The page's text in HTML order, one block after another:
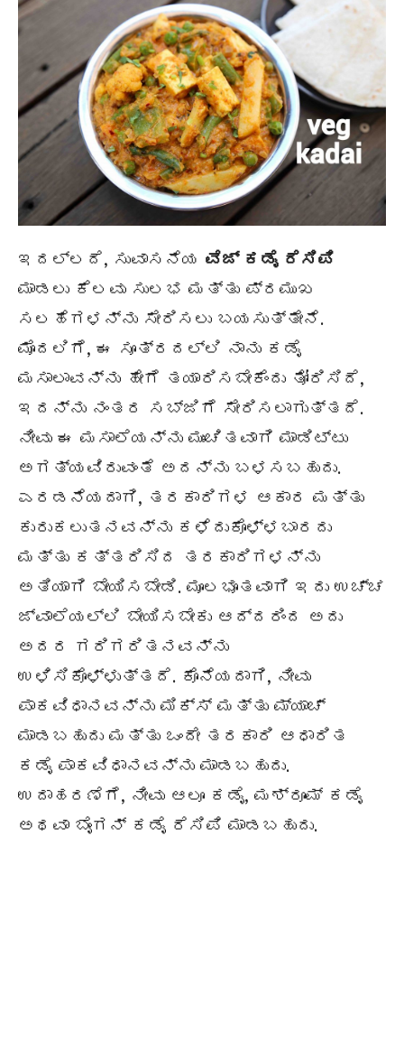
ಇದಲ್ಲದೆ, ಸುವಾಸನೆಯ ವೆಜ್ ಕಡೈ ರೆಸಿಪಿ
ಮಾಡಲು ಕೆಲವು ಸುಲಭ ಮತ್ತು ಪ್ರಮುಖ
ಸಲಹೆಗಳನ್ನು ಸೇರಿಸಲು ಬಯಸುತ್ತೇನೆ.
ಮೊದಲಿಗೆ, ಈ ಸೂತ್ರದಲ್ಲಿ ನಾನು ಕಡೈ
ಮಸಾಲಾವನ್ನು ಹೇಗೆ ತಯಾರಿಸಬೇಕೆಂದು ತೋರಿಸಿದೆ,
ಇದನ್ನು ನಂತರ ಸಬ್ಜಿಗೆ ಸೇರಿಸಲಾಗುತ್ತದೆ.
ನೀವು ಈ ಮಸಾಲೆಯನ್ನು ಮುಂಚಿತವಾಗಿ ಮಾಡಿಟ್ಟು
ಅಗತ್ಯವಿರುವಂತೆ ಅದನ್ನು ಬಳಸಬಹುದು.
ಎರಡನೆಯದಾಗಿ, ತರಕಾರಿಗಳ ಆಕಾರ ಮತ್ತು
ಕುರುಕಲುತನವನ್ನು ಕಳೆದುಕೊಳ್ಳಬಾರದು
ಮತ್ತು ಕತ್ತರಿಸಿದ ತರಕಾರಿಗಳನ್ನು
ಅತಿಯಾಗಿ ಬೇಯಿಸಬೇಡಿ. ಮೂಲಭೂತವಾಗಿ ಇದು ಉಚ್ಚ
ಜ್ವಾಲೆಯಲ್ಲಿ ಬೇಯಿಸಬೇಕು ಆದ್ದರಿಂದ ಅದು
ಅದರ ಗರಿಗರಿತನವನ್ನು
ಉಳಿಸಿಕೊಳ್ಳುತ್ತದೆ. ಕೊನೆಯದಾಗಿ, ನೀವು
ಪಾಕವಿಧಾನವನ್ನು ಮಿಕ್ಸ್ ಮತ್ತು ಮ್ಯಾಚ್
ಮಾಡಬಹುದು ಮತ್ತು ಒಂದೇ ತರಕಾರಿ ಆಧಾರಿತ
ಕಡೈ ಪಾಕವಿಧಾನವನ್ನು ಮಾಡಬಹುದು.
ಉದಾಹರಣೆಗೆ, ನೀವು ಆಲೂ ಕಡೈ, ಮಶ್ರೂಮ್ ಕಡೈ
ಅಥವಾ ಬೈಂಗನ್ ಕಡೈ ರೆಸಿಪಿ ಮಾಡಬಹುದು.